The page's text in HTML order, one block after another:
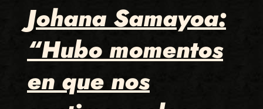
Johana Samayoa:
“Hubo momentos
en que nos